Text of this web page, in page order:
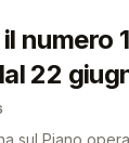
numero
22
sul Piano